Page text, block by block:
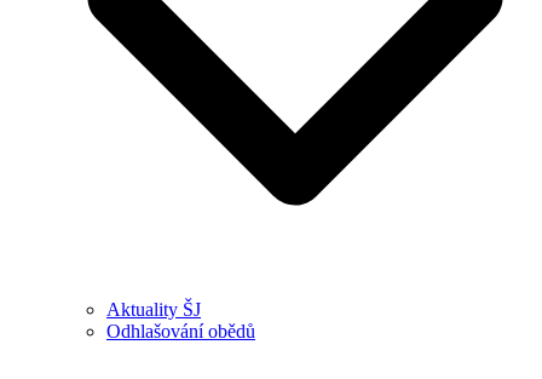
Aktuality ŠJ
Odhlašování obědů